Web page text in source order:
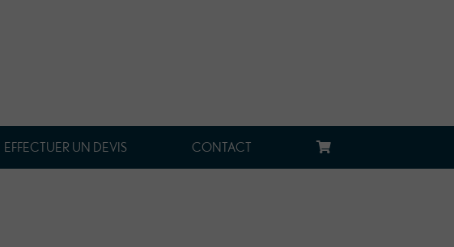
EFFECTUER UN DEVIS CONTACT